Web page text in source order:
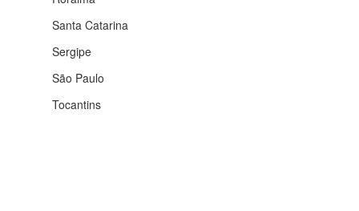
Santa Catarina
Sergipe
São Paulo
Tocantins